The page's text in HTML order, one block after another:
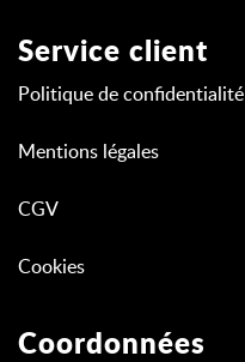
Service client
Politique de confidentialité
Mentions légales
CGV
Cookies
Coordonnées